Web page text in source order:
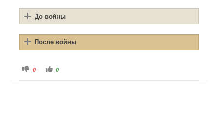
До войны
После войны
Голосуйте - палец вниз.
0 Голосуйте - палец вверх.
0